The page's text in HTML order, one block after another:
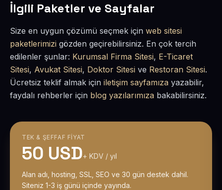
İlgili Paketler ve Sayfalar
Size en uygun çözümü seçmek için web sitesi
paketlerimizi gözden geçirebilirsiniz. En çok tercih
edilenler şunlar: Kurumsal Firma Sitesi, E-Ticaret
Sitesi, Avukat Sitesi, Doktor Sitesi ve Restoran Sitesi.
Ücretsiz teklif almak için iletişim sayfamıza yazabilir,
faydalı rehberler için blog yazılarımıza bakabilirsiniz.
TEK & ŞEFFAF FIYAT
50 USD+ KDV / yıl
Alan adı, hosting, SSL, SEO ve 30 gün destek dahil.
Siteniz 1-3 iş günü içinde yayında.